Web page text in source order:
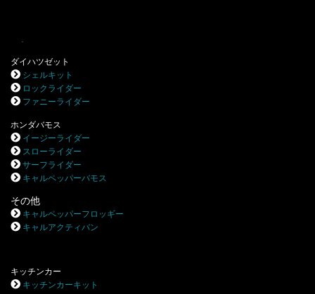
ダイハツゼット
シェルキット
ロックライダー
ファニーライダー
ホンダバモス
イージーライダー
スローライダー
サーフライダー
キャルペッパーバモス
その他
キャルペッパーフロッギー
キャルアクティバン
キッチンカー
キッチンカーキット